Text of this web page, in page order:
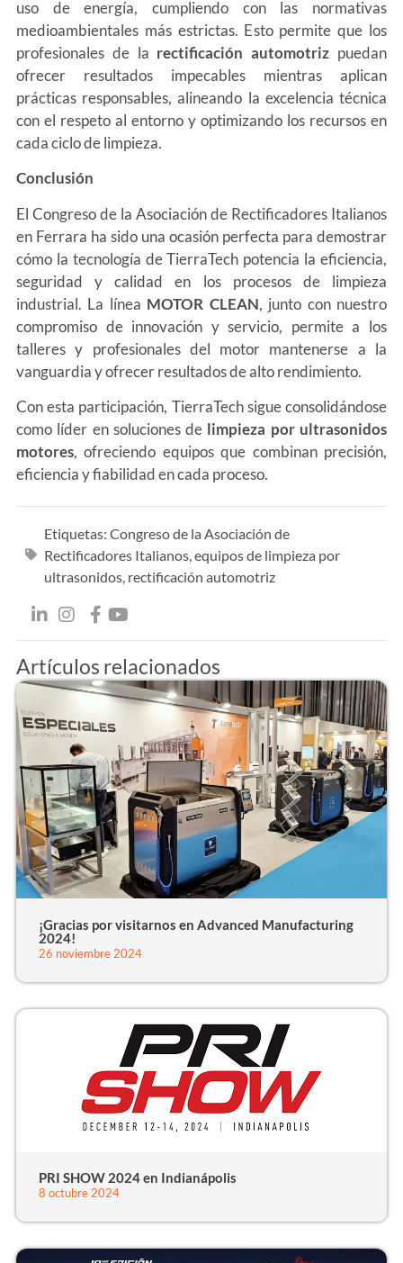
uso de energía, cumpliendo con las normativas
medioambientales más estrictas. Esto permite que los
profesionales de la rectificación automotriz puedan
ofrecer resultados impecables mientras aplican
prácticas responsables, alineando la excelencia técnica
con el respeto al entorno y optimizando los recursos en
cada ciclo de limpieza.
Conclusión
El Congreso de la Asociación de Rectificadores Italianos
en Ferrara ha sido una ocasión perfecta para demostrar
cómo la tecnología de TierraTech potencia la eficiencia,
seguridad y calidad en los procesos de limpieza
industrial. La línea MOTOR CLEAN, junto con nuestro
compromiso de innovación y servicio, permite a los
talleres y profesionales del motor mantenerse a la
vanguardia y ofrecer resultados de alto rendimiento.
Con esta participación, TierraTech sigue consolidándose
como líder en soluciones de limpieza por ultrasonidos
motores, ofreciendo equipos que combinan precisión,
eficiencia y fiabilidad en cada proceso.
Etiquetas: Congreso de la Asociación de
Rectificadores Italianos,equipos de limpieza por
ultrasonidos, rectificación automotriz
Artículos relacionados
¡Gracias por visitarnos en Advanced Manufacturing
2024!
26 noviembre 2024
PRI SHOW 2024 en Indianápolis
8 octubre 2024